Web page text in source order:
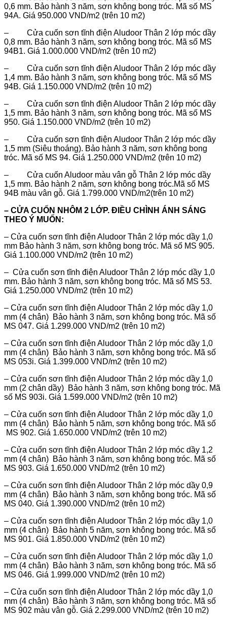
0,6 mm. Bảo hành 3 năm, sơn không bong tróc. Mã số MS
94A. Giá 950.000 VND/m2 (trên 10 m2)
– Cửa cuốn sơn tĩnh điện Aludoor Thân 2 lớp móc dầy
0,8 mm. Bảo hành 3 năm, sơn không bong tróc. Mã số MS
94B1. Giá 1.000.000 VND/m2 (trên 10 m2)
– Cửa cuốn sơn tĩnh điện Aludoor Thân 2 lớp móc dầy
1,4 mm. Bảo hành 3 năm, sơn không bong tróc. Mã số MS
94B. Giá 1.150.000 VND/m2 (trên 10 m2)
– Cửa cuốn sơn tĩnh điện Aludoor Thân 2 lớp móc dầy
1,5 mm. Bảo hành 3 năm, sơn không bong tróc. Mã số MS
950. Giá 1.150.000 VND/m2 (trên 10 m2)
– Cửa cuốn sơn tĩnh điện Aludoor Thân 2 lớp móc dầy
1,5 mm (Siêu thoáng). Bảo hành 3 năm, sơn không bong
tróc. Mã số MS 94. Giá 1.250.000 VND/m2 (trên 10 m2)
– Cửa cuốn Aludoor màu vân gỗ Thân 2 lớp móc dầy
1,5 mm. Bảo hành 2 năm, sơn không bong tróc.Mã số MS
94B màu vân gỗ. Giá 1.799.000 VND/m2(trên 10 m2)
– CỬA CUỐN NHÔM 2 LỚP. ĐIỀU CHÌNH ÁNH SÁNG
THEO Ý MUỐN:
– Cửa cuốn sơn tĩnh điện Aludoor Thân 2 lớp móc dầy 1,0
mm Bảo hành 3 năm, sơn không bong tróc. Mã số MS 905.
Giá 1.100.000 VND/m2 (trên 10 m2)
– Cửa cuốn sơn tĩnh điện Aludoor Thân 2 lớp móc dầy 1,0
mm. Bảo hành 3 năm, sơn không bong tróc. Mã số MS 53.
Giá 1.250.000 VND/m2 (trên 10 m2)
– Cửa cuốn sơn tĩnh điện Aludoor Thân 2 lớp móc dầy 1,0
mm (4 chân) Bảo hành 3 năm, sơn không bong tróc. Mã số
MS 047. Giá 1.299.000 VND/m2 (trên 10 m2)
– Cửa cuốn sơn tĩnh điện Aludoor Thân 2 lớp móc dầy 1,0
mm (4 chân) Bảo hành 3 năm, sơn không bong tróc. Mã số
MS 053i. Giá 1.399.000 VND/m2 (trên 10 m2)
– Cửa cuốn sơn tĩnh điện Aludoor Thân 2 lớp móc dầy 1,0
mm (2 chân dầy) Bảo hành 3 năm, sơn không bong tróc. Mã
số MS 903i. Giá 1.599.000 VND/m2 (trên 10 m2)
– Cửa cuốn sơn tĩnh điện Aludoor Thân 2 lớp móc dầy 1,0
mm (4 chân) Bảo hành 5 năm, sơn không bong tróc. Mã số
MS 902. Giá 1.650.000 VND/m2 (trên 10 m2)
– Cửa cuốn sơn tĩnh điện Aludoor Thân 2 lớp móc dầy 1,2
mm (4 chân) Bảo hành 3 năm, sơn không bong tróc. Mã số
MS 903. Giá 1.650.000 VND/m2 (trên 10 m2)
– Cửa cuốn sơn tĩnh điện Aludoor Thân 2 lớp móc dầy 0,9
mm (4 chân) Bảo hành 3 năm, sơn không bong tróc. Mã số
MS 040. Giá 1.390.000 VND/m2 (trên 10 m2)
– Cửa cuốn sơn tĩnh điện Aludoor Thân 2 lớp móc dầy 1,0
mm (4 chân) Bảo hành 5 năm, sơn không bong tróc. Mã số
MS 901. Giá 1.850.000 VND/m2 (trên 10 m2)
– Cửa cuốn sơn tĩnh điện Aludoor Thân 2 lớp móc dầy 1,0
mm (4 chân) Bảo hành 3 năm, sơn không bong tróc. Mã số
MS 046. Giá 1.999.000 VND/m2 (trên 10 m2)
– Cửa cuốn sơn tĩnh điện Aludoor Thân 2 lớp móc dầy 1,0
mm (4 chân) Bảo hành 3 năm, sơn không bong tróc. Mã số
MS 902 màu vân gỗ. Giá 2.299.000 VND/m2 (trên 10 m2)